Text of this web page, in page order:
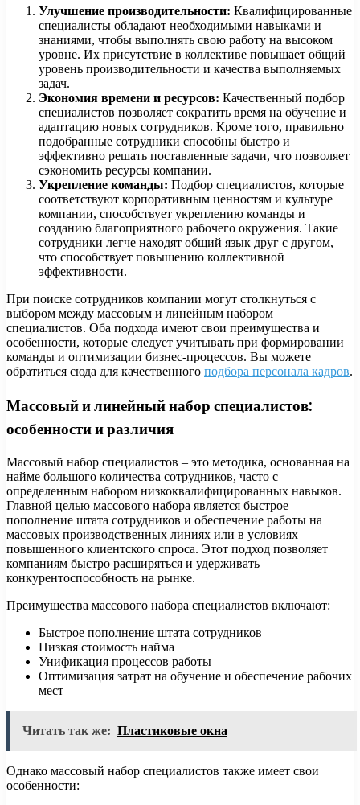
Улучшение производительности: Квалифицированные
специалисты обладают необходимыми навыками и
знаниями, чтобы выполнять свою работу на высоком
уровне. Их присутствие в коллективе повышает общий
уровень производительности и качества выполняемых
задач.
Экономия времени и ресурсов: Качественный подбор
специалистов позволяет сократить время на обучение и
адаптацию новых сотрудников. Кроме того, правильно
подобранные сотрудники способны быстро и
эффективно решать поставленные задачи, что позволяет
сэкономить ресурсы компании.
Укрепление команды: Подбор специалистов, которые
соответствуют корпоративным ценностям и культуре
компании, способствует укреплению команды и
созданию благоприятного рабочего окружения. Такие
сотрудники легче находят общий язык друг с другом,
что способствует повышению коллективной
эффективности.
При поиске сотрудников компании могут столкнуться с
выбором между массовым и линейным набором
специалистов. Оба подхода имеют свои преимущества и
особенности, которые следует учитывать при формировании
команды и оптимизации бизнес-процессов. Вы можете
обратиться сюда для качественного подбора персонала кадров.
Массовый и линейный набор специалистов:
особенности и различия
Массовый набор специалистов – это методика, основанная на
найме большого количества сотрудников, часто с
определенным набором низкоквалифицированных навыков.
Главной целью массового набора является быстрое
пополнение штата сотрудников и обеспечение работы на
массовых производственных линиях или в условиях
повышенного клиентского спроса. Этот подход позволяет
компаниям быстро расширяться и удерживать
конкурентоспособность на рынке.
Преимущества массового набора специалистов включают:
Быстрое пополнение штата сотрудников
Низкая стоимость найма
Унификация процессов работы
Оптимизация затрат на обучение и обеспечение рабочих
мест
Читать так же: Пластиковые окна
Однако массовый набор специалистов также имеет свои
особенности: